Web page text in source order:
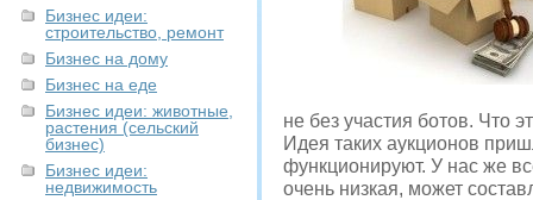
Бизнес идеи:
строительство, ремонт
Бизнес на дому
Бизнес на еде
Бизнес идеи: животные,
растения (сельский
бизнес)
Бизнес идеи:
недвижимость
не без участия ботов. Что
Идея таких аукционов
функционируют. У нас же
очень низкая, может